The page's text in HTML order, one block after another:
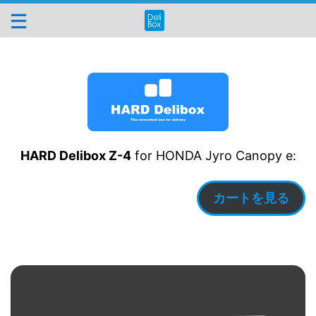
HARD Delibox Z-4for HONDA Jyro Canopy e:
カートを見る